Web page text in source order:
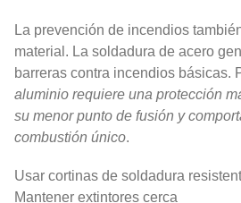
La prevención de incendios
material. La soldadura de acero
barreras contra incendios básicas.
aluminio requiere una protección
su menor punto de fusión y
combustión único.
Usar cortinas de soldadura
Mantener extintores cerca